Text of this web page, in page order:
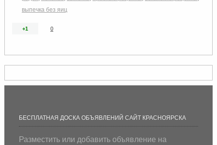
выпечка без яиц
+1 0
БЕСПЛАТНАЯ ДОСКА ОБЪЯВЛЕНИЙ САЙТ КРАСНОЯРСКА
Разместить или добавить объявление на